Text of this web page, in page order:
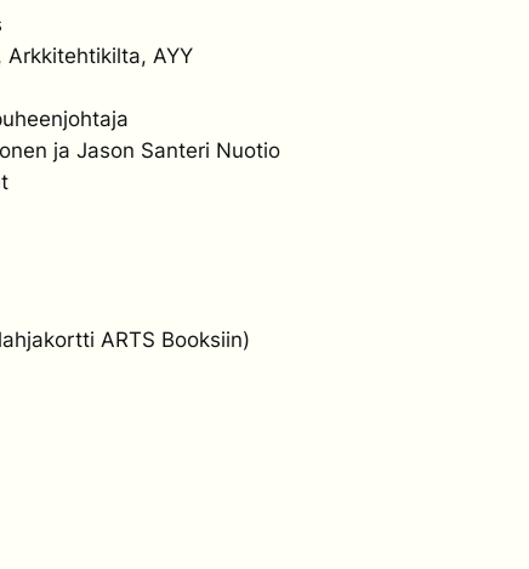
Arkkitehtikilta, AYY
ja Jason Santeri Nuotio
ARTS Booksiin)